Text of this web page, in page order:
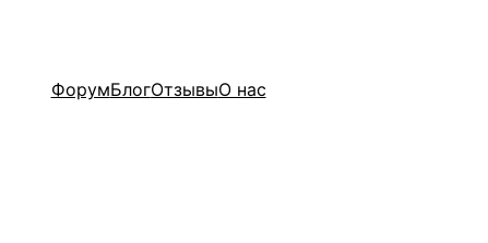
ФорумБлогОтзывыО нас